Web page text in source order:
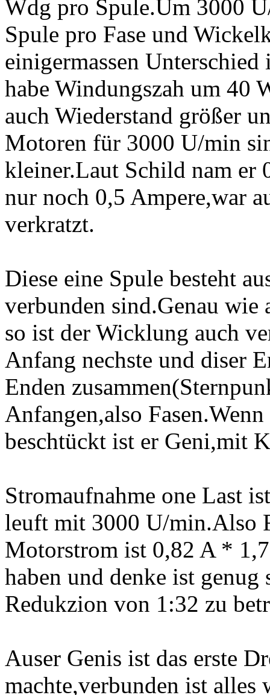
Wdg pro Spule.Um 3000
Spule pro Fase und
einigermassen
habe Windungszah um 40
auch Wiederstand größer
Motoren für 3000 U/min
kleiner.Laut Schild nam er
nur noch 0,5 Ampere,war
verkratzt.
Diese eine Spule besteht
verbunden sind.Genau wie
so ist der Wicklung auch
Anfang nechste und diser
Enden
Anfangen,also
beschtückt ist er Geni,mit
Stromaufnahme one Last
leuft mit 3000 U/min.Also
Motorstrom ist 0,82 A *
haben und denke ist
Redukzion von 1:32 zu
Auser Genis ist das erste
machte,verbunden ist